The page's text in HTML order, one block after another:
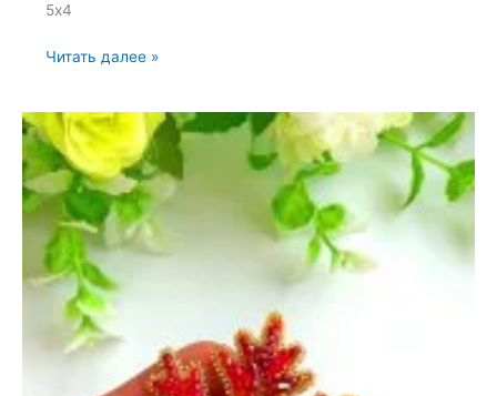
5х4
Брошь
Читать далее »